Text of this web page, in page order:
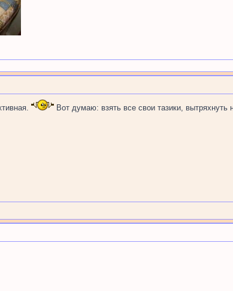
Вот думаю: взять все свои тазики, вытряхнуть